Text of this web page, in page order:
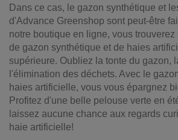
Dans ce cas, le gazon synthétique et
d'Advance Greenshop sont peut-être
notre boutique en ligne, vous trouverez
de gazon synthétique et de haies
supérieure. Oubliez la tonte du gazon,
l'élimination des déchets. Avec le
haies artificielle, vous vous épargnez
Profitez d'une belle pelouse verte en
laissez aucune chance aux regards
haie artificielle!